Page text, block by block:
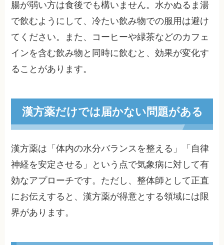
腸が弱い方は食後でも構いません。水かぬるま湯
で飲むようにして、冷たい飲み物での服用は避け
てください。また、コーヒーや緑茶などのカフェ
インを含む飲み物と同時に飲むと、効果が変化す
ることがあります。
漢方薬だけでは届かない問題がある
漢方薬は「体内の水分バランスを整える」「自律
神経を安定させる」という点で気象病に対して有
効なアプローチです。ただし、整体師として正直
にお伝えすると、漢方薬が得意とする領域には限
界があります。